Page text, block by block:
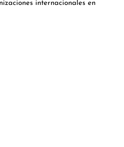
internacionales en